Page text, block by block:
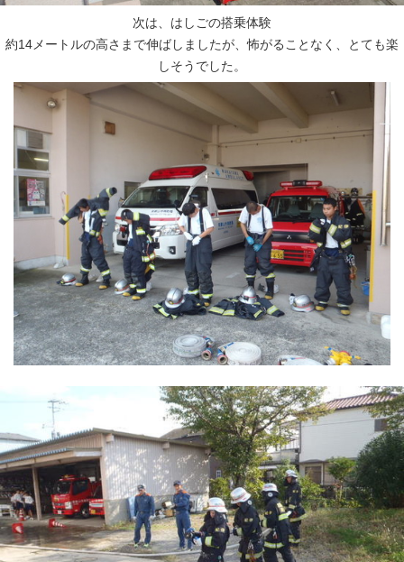
次は、はしごの搭乗体験
約14メートルの高さまで伸ばしましたが、怖がることなく、とても楽
しそうでした。